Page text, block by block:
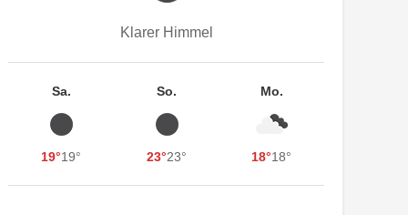
Klarer Himmel
Sa.
19°19°
So.
23°23°
Mo.
18°18°